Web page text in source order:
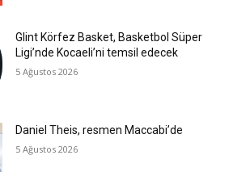
Glint Körfez Basket, Basketbol Süper
Ligi’nde Kocaeli’ni temsil edecek
5 Ağustos 2026
Daniel Theis, resmen Maccabi’de
5 Ağustos 2026